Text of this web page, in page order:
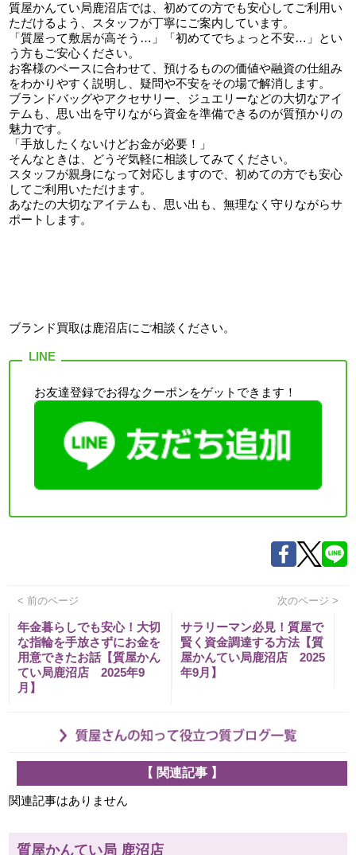
質屋かんてい局鹿沼店では、初めての方でも安心してご利用い
ただけるよう、スタッフが丁寧にご案内しています。
「質屋って敷居が高そう…」「初めてでちょっと不安…」とい
う方もご安心ください。
お客様のペースに合わせて、預けるものの価値や融資の仕組み
をわかりやすく説明し、疑問や不安をその場で解消します。
ブランドバッグやアクセサリー、ジュエリーなどの大切なアイ
テムも、思い出を守りながら資金を準備できるのが質預かりの
魅力です。
「手放したくないけどお金が必要！」
そんなときは、どうぞ気軽に相談してみてください。
スタッフが親身になって対応しますので、初めての方でも安心
してご利用いただけます。
あなたの大切なアイテムも、思い出も、無理なく守りながらサ
ポートします。
ブランド買取は鹿沼店にご相談ください。
お友達登録でお得なクーポンをゲットできます！
< 前のページ 次のページ >
年金暮らしでも安心！大切
な指輪を手放さずにお金を
用意できたお話【質屋かん
てい局鹿沼店 2025年9
月】
サラリーマン必見！質屋で
賢く資金調達する方法【質
屋かんてい局鹿沼店 2025
年9月】
【 関連記事 】
関連記事はありません
質屋かんてい局 鹿沼店